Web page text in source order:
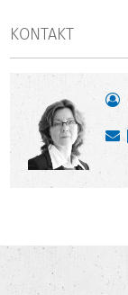
KONTAKT